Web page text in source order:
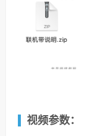
视频参数：